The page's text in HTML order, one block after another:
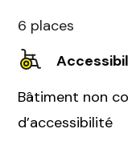
6 places
Bâtiment non
d’accessibilité